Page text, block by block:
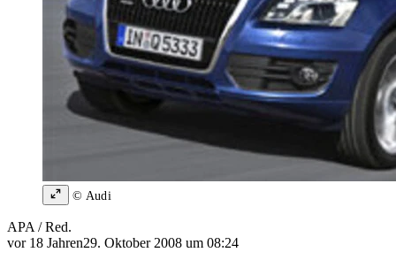
© Audi
APA / Red.
vor 18 Jahren29. Oktober 2008 um 08:24